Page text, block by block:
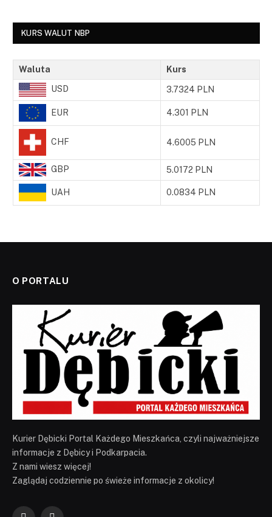
KURS WALUT NBP
Waluta Kurs
USD 3.7324 PLN
EUR 4.301 PLN
CHF 4.6005 PLN
GBP 5.0172 PLN
UAH 0.0834 PLN
O PORTALU
Kurier Dębicki Portal Każdego Mieszkańca, czyli najważniejsze
informacje z Dębicy i Podkarpacia.
Z nami wiesz więcej!
Zaglądaj codziennie po świeże informacje z okolicy!